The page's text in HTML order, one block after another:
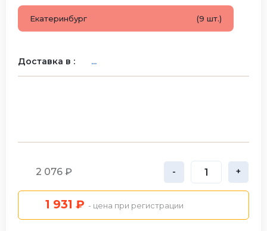
Екатеринбург (9 шт.)
Доставка в : ...
2 076 ₽ - +
1 931 ₽ - цена при регистрации